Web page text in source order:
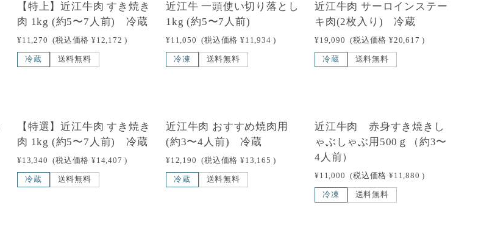
【特上】近江牛肉 すき焼き
肉 1kg (約5〜7人前) 冷蔵
¥11,270 (税込価格 ¥12,172 )
冷蔵 送料無料
近江牛 一頭使い切り落とし
1kg (約5〜7人前)
¥11,050 (税込価格 ¥11,934 )
冷凍 送料無料
近江牛肉 サーロインステー
キ肉(2枚入り) 冷蔵
¥19,090 (税込価格 ¥20,617 )
冷蔵 送料無料
【特選】近江牛肉 すき焼き
肉 1kg (約5〜7人前) 冷蔵
¥13,340 (税込価格 ¥14,407 )
冷蔵 送料無料
近江牛肉 おすすめ焼肉用
(約3〜4人前) 冷蔵
¥12,190 (税込価格 ¥13,165 )
冷蔵 送料無料
NEW
近江牛肉 赤身すき焼きし
ゃぶしゃぶ用500ｇ（約3〜
4人前）
¥11,000 (税込価格 ¥11,880 )
冷凍 送料無料